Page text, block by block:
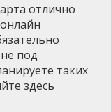
отлично
под
таких
здесь